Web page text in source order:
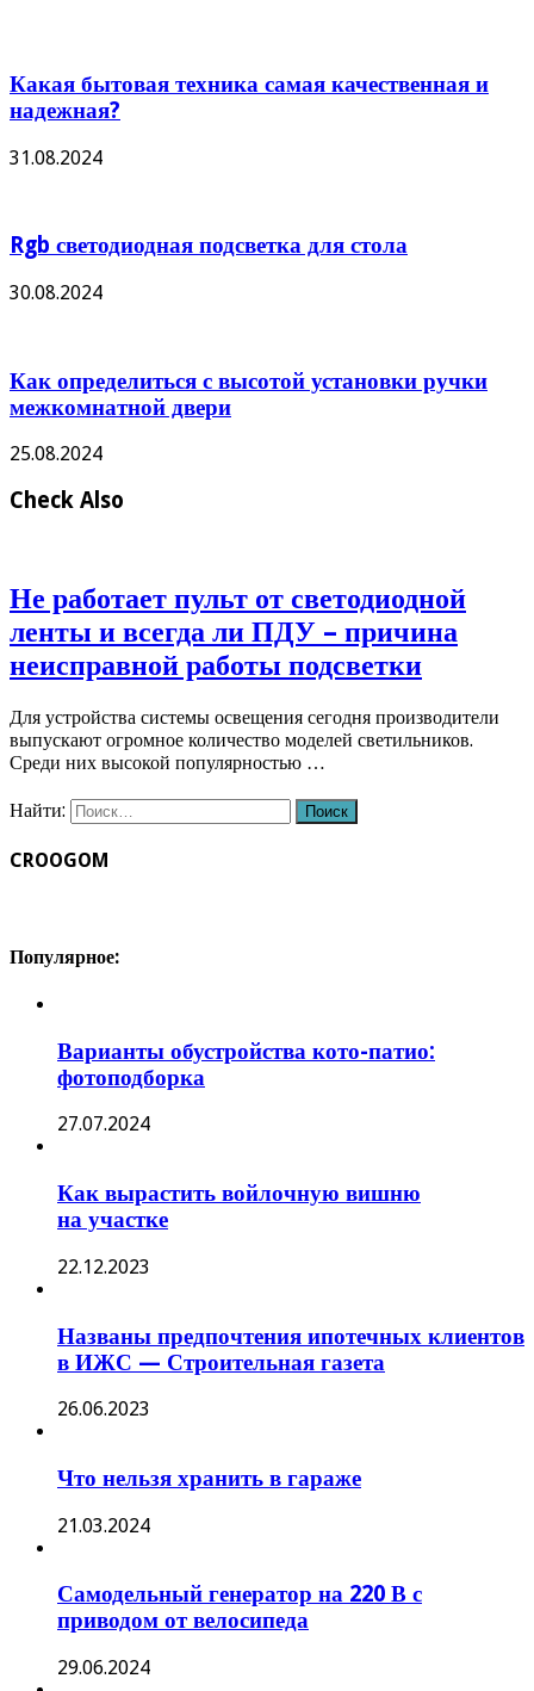
Какая бытовая техника самая качественная и
надежная?
31.08.2024
Rgb светодиодная подсветка для стола
30.08.2024
Как определиться с высотой установки ручки
межкомнатной двери
25.08.2024
Check Also
Не работает пульт от светодиодной
ленты и всегда ли ПДУ – причина
неисправной работы подсветки
Для устройства системы освещения сегодня производители
выпускают огромное количество моделей светильников.
Среди них высокой популярностью …
Найти:
CROOGOM
Популярное:
Варианты обустройства кото-патио:
фотоподборка
27.07.2024
Как вырастить войлочную вишню
на участке
22.12.2023
Названы предпочтения ипотечных клиентов
в ИЖС — Строительная газета
26.06.2023
Что нельзя хранить в гараже
21.03.2024
Самодельный генератор на 220 В с
приводом от велосипеда
29.06.2024